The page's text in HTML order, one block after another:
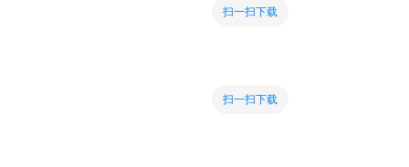
扫一扫下载
扫一扫下载